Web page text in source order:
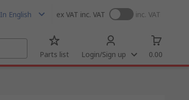
In English ex VAT inc. VAT inc. VAT
Parts list Login/Sign up 0.00